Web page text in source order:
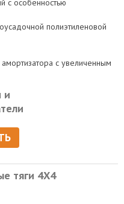
с особенностью
полиэтиленовой
с увеличенным
и
тяги 4Х4